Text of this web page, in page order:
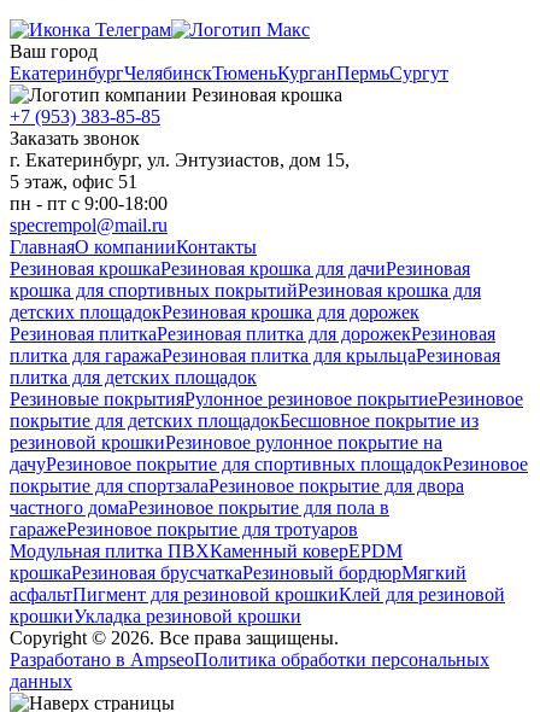
Ваш город
ЕкатеринбургЧелябинскТюменьКурганПермьСургут
+7 (953) 383-85-85
Заказать звонок
г. Екатеринбург, ул. Энтузиастов, дом 15,
5 этаж, офис 51
пн - пт с 9:00-18:00
specrempol@mail.ru
ГлавнаяО компанииКонтакты
Резиновая крошкаРезиновая крошка для дачиРезиновая
крошка для спортивных покрытийРезиновая крошка для
детских площадокРезиновая крошка для дорожек
Резиновая плиткаРезиновая плитка для дорожекРезиновая
плитка для гаражаРезиновая плитка для крыльцаРезиновая
плитка для детских площадок
Резиновые покрытияРулонное резиновое покрытиеРезиновое
покрытие для детских площадокБесшовное покрытие из
резиновой крошкиРезиновое рулонное покрытие на
дачуРезиновое покрытие для спортивных площадокРезиновое
покрытие для спортзалаРезиновое покрытие для двора
частного домаРезиновое покрытие для пола в
гаражеРезиновое покрытие для тротуаров
Модульная плитка ПВХКаменный коверEPDM
крошкаРезиновая брусчаткаРезиновый бордюрМягкий
асфальтПигмент для резиновой крошкиКлей для резиновой
крошкиУкладка резиновой крошки
Copyright © 2026. Все права защищены.
Разработано в AmpseoПолитика обработки персональных
данных